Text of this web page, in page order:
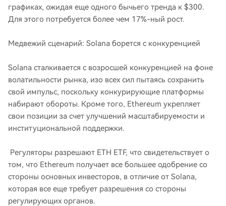
графиках, ожидая еще одного бычьего тренда к $300.
Для этого потребуется более чем 17%-ный рост.
Медвежий сценарий: Solana борется с конкуренцией
Solana сталкивается с возросшей конкуренцией на фоне
волатильности рынка, изо всех сил пытаясь сохранить
свой импульс, поскольку конкурирующие платформы
набирают обороты. Кроме того, Ethereum укрепляет
свои позиции за счет улучшений масштабируемости и
институциональной поддержки.
Регуляторы разрешают ETH ETF, что свидетельствует о
том, что Ethereum получает все большее одобрение со
стороны основных инвесторов, в отличие от Solana,
которая все еще требует разрешения со стороны
регулирующих органов.